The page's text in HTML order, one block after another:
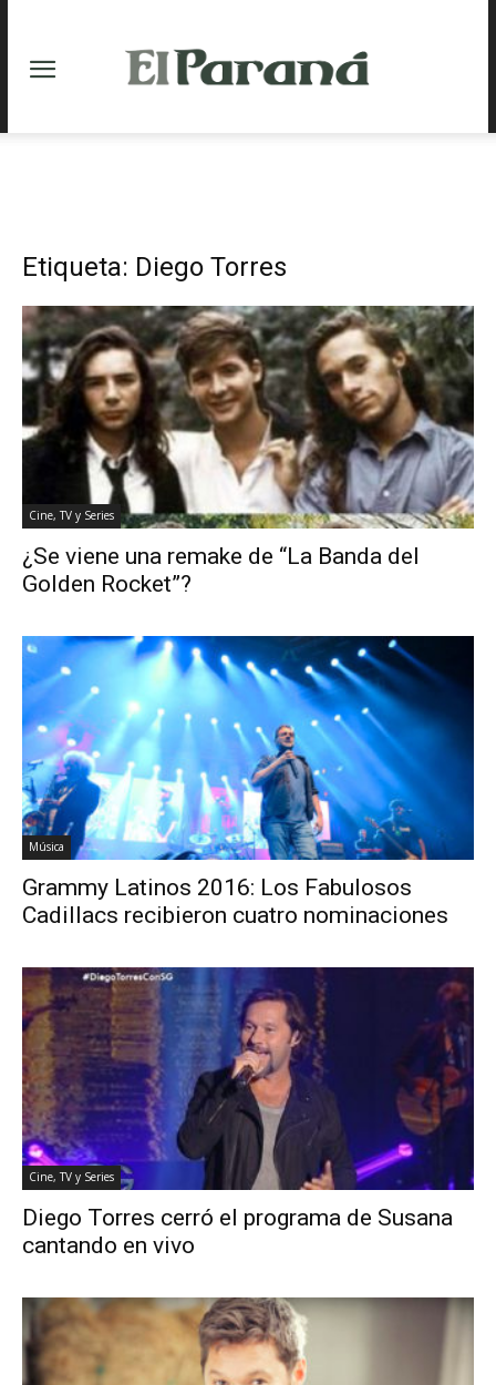
Etiqueta: Diego Torres
Cine, TV y Series
¿Se viene una remake de “La Banda del
Golden Rocket”?
Música
Grammy Latinos 2016: Los Fabulosos
Cadillacs recibieron cuatro nominaciones
Cine, TV y Series
Diego Torres cerró el programa de Susana
cantando en vivo